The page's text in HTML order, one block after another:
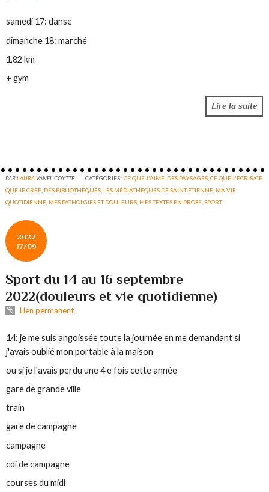
samedi 17: danse
dimanche 18: marché
1,82 km
+ gym
Lire la suite
PARLAURAVANEL-COYTTE CATÉGORIES :CE QUE J'AIME. DES PAYSAGES ,CE QUE J'ECRIS/CE
QUE JE CREE DES BIBLIOTHÈQUES LES MÉDIATHÈQUES DE SAINT-ETIENNE MA VIE
QUOTIDIENNE MES PATHOLGIES ET DOULEURS MES TEXTES EN PROSE ,SPORT
2022
17/09
Sport du 14 au 16 septembre
2022(douleurs et vie quotidienne)
Lien permanent
14: je me suis angoissée toute la journée en me demandant si
j'avais oublié mon portable à la maison
ou si je l'avais perdu une 4 e fois cette année
gare de grande ville
train
gare de campagne
campagne
cdi de campagne
courses du midi